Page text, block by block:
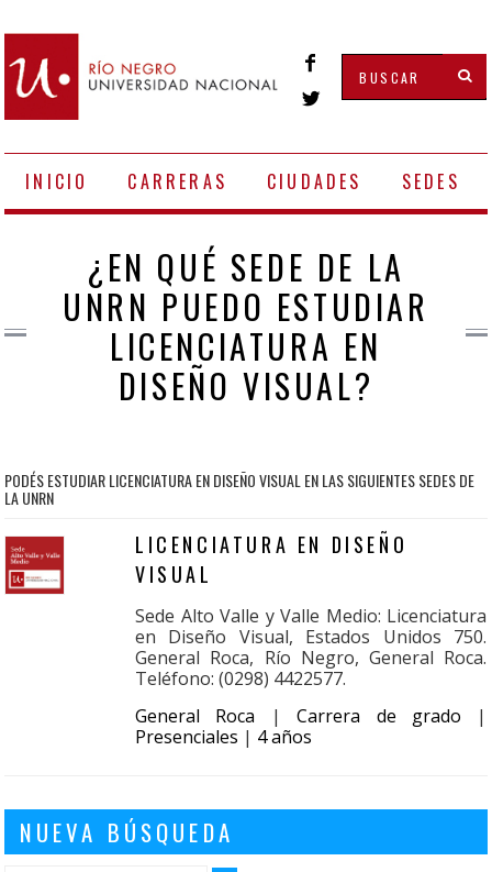
INICIO CARRERAS CIUDADES SEDES
¿EN QUÉ SEDE DE LA
UNRN PUEDO ESTUDIAR
LICENCIATURA EN
DISEÑO VISUAL?
PODÉS ESTUDIAR LICENCIATURA EN DISEÑO VISUAL EN LAS SIGUIENTES SEDES DE
LA UNRN
LICENCIATURA EN DISEÑO
VISUAL
Sede Alto Valle y Valle Medio: Licenciatura
en Diseño Visual, Estados Unidos 750.
General Roca, Río Negro, General Roca.
Teléfono: (0298) 4422577.
General Roca |Carrera de grado |
Presenciales | 4 años
NUEVA BÚSQUEDA